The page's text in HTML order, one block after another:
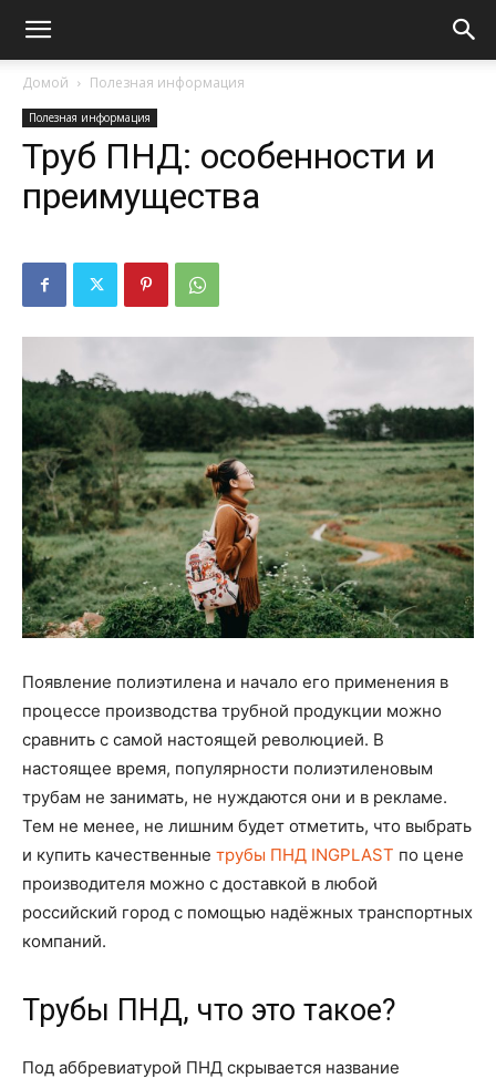
Домой Полезная информация
Полезная информация
Труб ПНД: особенности и
преимущества
Появление полиэтилена и начало его применения в
процессе производства трубной продукции можно
сравнить с самой настоящей революцией. В
настоящее время, популярности полиэтиленовым
трубам не занимать, не нуждаются они и в рекламе.
Тем не менее, не лишним будет отметить, что выбрать
и купить качественные трубы ПНД INGPLAST по цене
производителя можно с доставкой в любой
российский город с помощью надёжных транспортных
компаний.
Трубы ПНД, что это такое?
Под аббревиатурой ПНД скрывается название